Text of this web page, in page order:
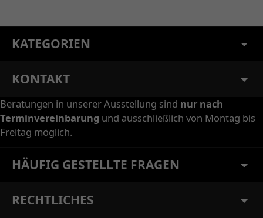
KATEGORIEN
KONTAKT
Beratungen in unserer Ausstellung sind nur nach
Terminvereinbarung und ausschließlich von Montag bis
Freitag möglich.
HÄUFIG GESTELLTE FRAGEN
RECHTLICHES